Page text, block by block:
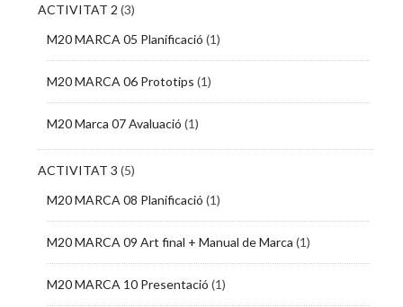
ACTIVITAT 2 (3)
M20 MARCA 05 Planificació (1)
M20 MARCA 06 Prototips (1)
M20 Marca 07 Avaluació (1)
ACTIVITAT 3 (5)
M20 MARCA 08 Planificació (1)
M20 MARCA 09 Art final + Manual de Marca (1)
M20 MARCA 10 Presentació (1)